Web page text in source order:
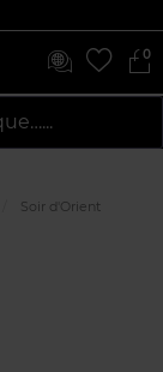
0
Soir d'Orient